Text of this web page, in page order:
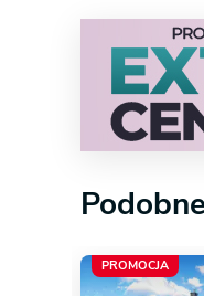
PROMOCJA